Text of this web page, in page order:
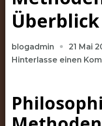
Überblick
blogadmin
21 Mai
Hinterlasse einen